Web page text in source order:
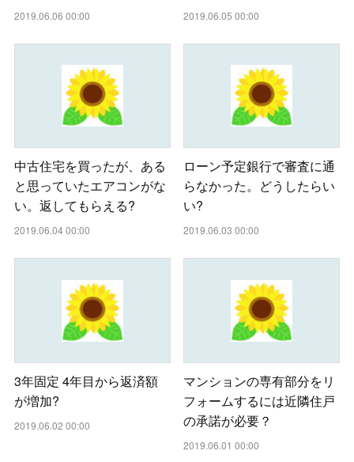
2019.06.06 00:00 2019.06.05 00:00
中古住宅を買ったが、ある
と思っていたエアコンがな
い。返してもらえる?
2019.06.04 00:00
ローン予定銀行で審査に通
らなかった。どうしたらい
い?
2019.06.03 00:00
3年固定 4年目から返済額
が増加?
2019.06.02 00:00
マンションの専有部分をリ
フォームするには近隣住戸
の承諾が必要？
2019.06.01 00:00